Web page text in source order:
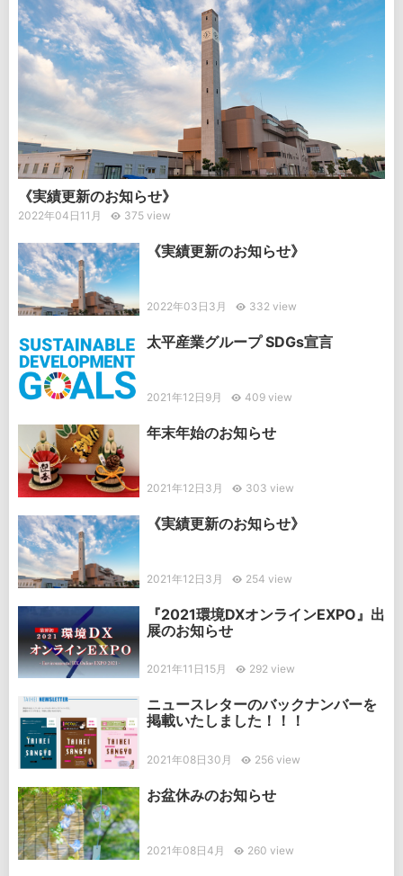
《実績更新のお知らせ》
2022年04日11月 375 view
《実績更新のお知らせ》
2022年03日3月 332 view
太平産業グループ SDGs宣言
2021年12日9月 409 view
年末年始のお知らせ
2021年12日3月 303 view
《実績更新のお知らせ》
2021年12日3月 254 view
『2021環境DXオンラインEXPO』出
展のお知らせ
2021年11日15月 292 view
ニュースレターのバックナンバーを
掲載いたしました！！！
2021年08日30月 256 view
お盆休みのお知らせ
2021年08日4月 260 view